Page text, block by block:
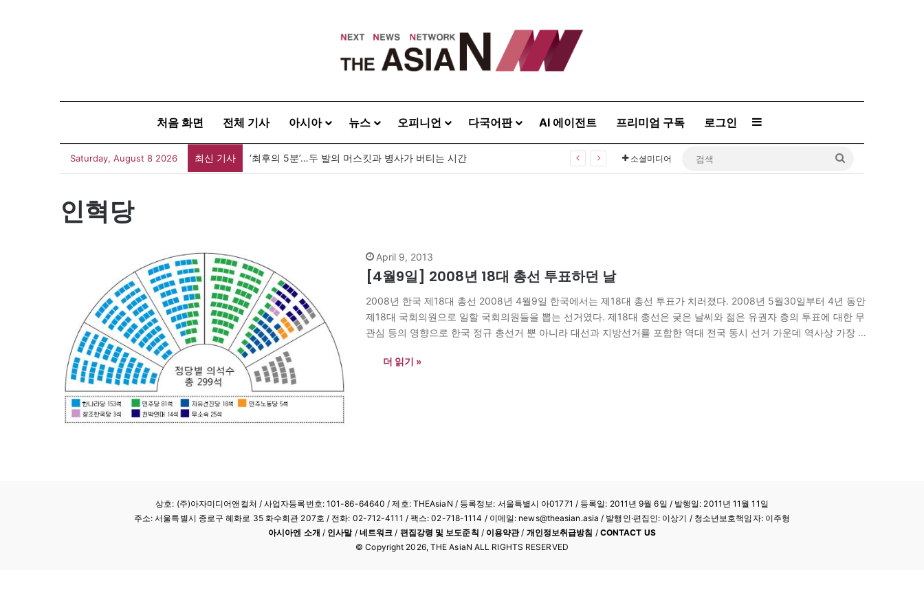
처음 화면 전체 기사 아시아 뉴스 오피니언 다국어판 AI 에이전트 프리미엄 구독 로그인 Sidebar
Saturday, August 8 2026 최신 기사 ‘최후의 5분’…두 발의 머스킷과 병사가 버티는 시간 소셜미디어
인혁당
April 9, 2013
[4월9일] 2008년 18대 총선 투표하던 날
2008년 한국 제18대 총선 2008년 4월9일 한국에서는 제18대 총선 투표가 치러졌다. 2008년 5월30일부터 4년 동안
제18대 국회의원으로 일할 국회의원들을 뽑는 선거였다. 제18대 총선은 궂은 날씨와 젊은 유권자 층의 투표에 대한 무
관심 등의 영향으로 한국 정규 총선거 뿐 아니라 대선과 지방선거를 포함한 역대 전국 동시 선거 가운데 역사상 가장 낮
더 읽기 »
상호: (주)아자미디어앤컬처 /사업자등록번호: 101-86-64640 / 제호: THEAsiaN / 등록정보: 서울특별시 아01771 / 등록일: 2011년 9월 6일 / 발행일: 2011년 11월 11일
주소: 서울특별시 종로구 혜화로 35 화수회관 207호 / 전화: 02-712-4111 / 팩스: 02-718-1114 / 이메일: news@theasian.asia / 발행인·편집인: 이상기 / 청소년보호책임자: 이주형
아시아엔 소개 / 인사말/ 네트워크 / 편집강령 및 보도준칙 / 이용약관/ 개인정보취급방침 / CONTACT US
© Copyright 2026, THE AsiaN ALL RIGHTS RESERVED